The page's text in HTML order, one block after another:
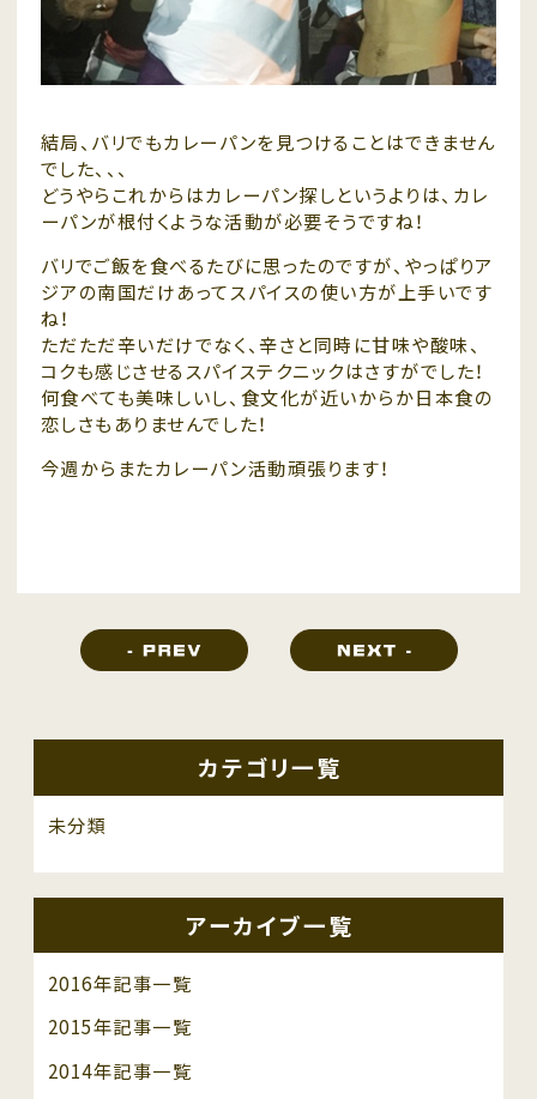
結局、バリでもカレーパンを見つけることはできません
でした、、、
どうやらこれからはカレーパン探しというよりは、カレ
ーパンが根付くような活動が必要そうですね！
バリでご飯を食べるたびに思ったのですが、やっぱりア
ジアの南国だけあってスパイスの使い方が上手いです
ね！
ただただ辛いだけでなく、辛さと同時に甘味や酸味、
コクも感じさせるスパイステクニックはさすがでした！
何食べても美味しいし、食文化が近いからか日本食の
恋しさもありませんでした！
今週からまたカレーパン活動頑張ります！
カテゴリ一覧
未分類
アーカイブ一覧
2016年記事一覧
2015年記事一覧
2014年記事一覧